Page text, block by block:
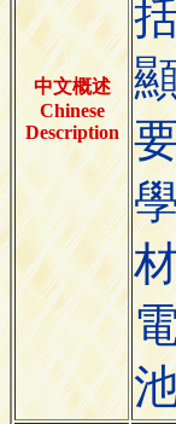
中文概述
Chinese
Description